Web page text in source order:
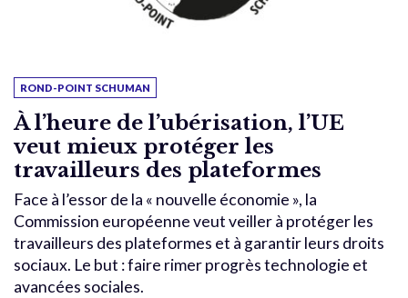
ROND-POINT SCHUMAN
À l’heure de l’ubérisation, l’UE
veut mieux protéger les
travailleurs des plateformes
Face à l’essor de la « nouvelle économie », la
Commission européenne veut veiller à protéger les
travailleurs des plateformes et à garantir leurs droits
sociaux. Le but : faire rimer progrès technologie et
avancées sociales.